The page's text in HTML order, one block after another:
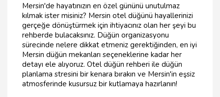
Mersin'de hayatınızın en özel gününü unutulmaz
kılmak ister misiniz? Mersin otel düğünü hayallerinizi
gerçeğe dönüştürmek için ihtiyacınız olan her şeyi bu
rehberde bulacaksınız. Düğün organizasyonu
sürecinde nelere dikkat etmeniz gerektiğinden, en iyi
Mersin düğün mekanları seçeneklerine kadar her
detayı ele alıyoruz. Otel düğün rehberi ile düğün
planlama stresini bir kenara bırakın ve Mersin'in eşsiz
atmosferinde kusursuz bir kutlamaya hazırlanın!